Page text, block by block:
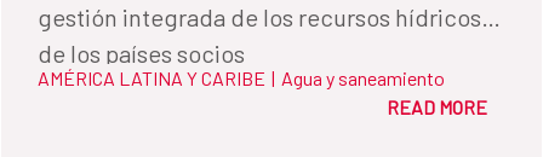
gestión integrada de los recursos hídricos
de los países socios
AMÉRICA LATINA Y CARIBE | Agua y saneamiento
READ MORE